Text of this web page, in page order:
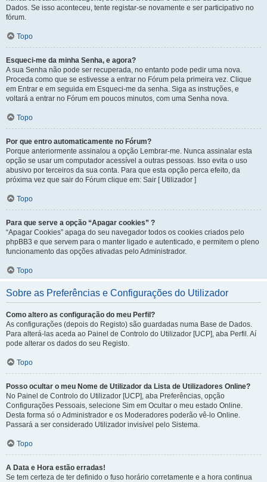
Dados. Se isso aconteceu, tente registar-se novamente e ser participativo no
fórum.
Topo
Esqueci-me da minha Senha, e agora?
A sua Senha não pode ser recuperada, no entanto pode pedir uma nova.
Proceda como que se estivesse a entrar no Fórum pela primeira vez. Clique
em Entrar e em seguida em Esqueci-me da senha. Siga as instruções, e
voltará a entrar no Fórum em poucos minutos, com uma Senha nova.
Topo
Por que entro automaticamente no Fórum?
Porque anteriormente assinalou a opção Lembrar-me. Nunca assinalar esta
opção se usar um computador acessível a outras pessoas. Isso evita o uso
abusivo por terceiros da sua conta. Para que esta opção perca efeito, da
próxima vez que sair do Fórum clique em: Sair [ Utilizador ]
Topo
Para que serve a opção “Apagar cookies” ?
“Apagar Cookies” apaga do seu navegador todos os cookies criados pelo
phpBB3 e que servem para o manter ligado e autenticado, e permitem o pleno
funcionamento das opções ativadas pelo Administrador.
Topo
Sobre as Preferências e Configurações do Utilizador
Como altero as configuração do meu Perfil?
As configurações (depois do Registo) são guardadas numa Base de Dados.
Para alterá-las aceda ao Painel de Controlo do Utilizador [UCP], aba Perfil. Aí
pode alterar os dados do seu Registo.
Topo
Posso ocultar o meu Nome de Utilizador da Lista de Utilizadores Online?
No Painel de Controlo do Utilizador [UCP], aba Preferências, opção
Configurações Pessoais, selecione Sim em Ocultar o meu estado Online.
Desta forma só o Administrador e os Moderadores poderão vê-lo Online.
Passará a ser considerado Utilizador invisível pelo Sistema.
Topo
A Data e Hora estão erradas!
Se tem certeza de ter definido o fuso horário corretamente e a hora continua